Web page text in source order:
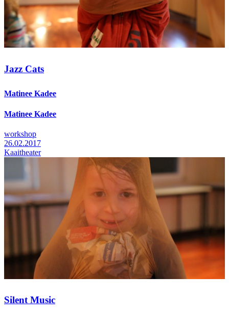
Jazz Cats
Matinee Kadee
Matinee Kadee
workshop
26.02.2017
Kaaitheater
Silent Music